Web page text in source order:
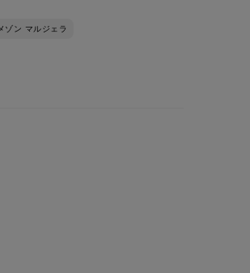
メゾン マルジェラ